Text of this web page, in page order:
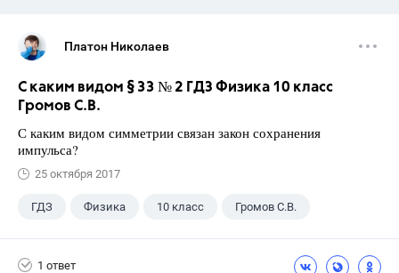
Платон Николаев
С каким видом § 33 № 2 ГДЗ Физика 10 класс
Громов С.В.
С каким видом симметрии связан закон сохранения
импульса?
25 октября 2017
ГДЗ Физика 10 класс Громов С.В.
1 ответ